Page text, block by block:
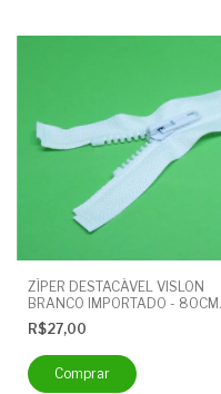
ZÍPER DESTACÁVEL VISLON
BRANCO IMPORTADO - 80CM -
PACOTE COM 10 UNIDADES
R$27,00